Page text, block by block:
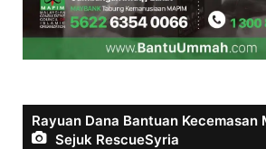
Rayuan Dana Bantuan Kecemasan
Sejuk RescueSyria